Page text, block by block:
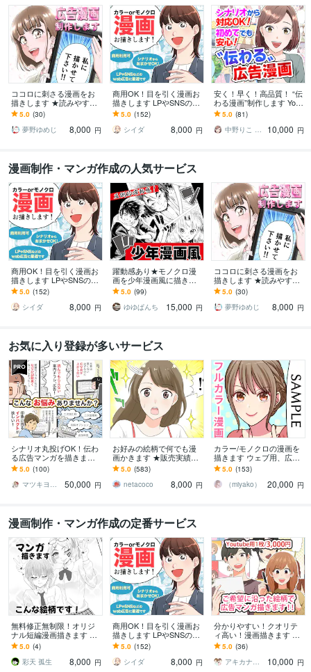
ココロに刺さる漫画をお
描きします ★読みやす
い！分かりやすい！目に
留まる漫画をお描きしま
す！★
5.0 (30)
夢野ゆめじ
8,000 円
商用OK！目を引く漫画お
描きします LPやSNSの広
告からエッセイ、youtube
など幅広く対応
5.0 (152)
シイダ
8,000 円
安く！早く！高品質！ “伝
わる漫画”制作します YouT
ube・LP・SNS漫画制作｜
シナリオ作成から対応
5.0 (81)
中野りこ LP・広告漫画クリエイター
10,000 円
漫画制作・マンガ作成の人気サービス
商用OK！目を引く漫画お
描きします LPやSNSの広
告からエッセイ、youtube
など幅広く対応
5.0 (152)
シイダ
8,000 円
躍動感あり★モノクロ漫
画を少年漫画風に描きま
す 受賞歴あり！躍動感が
得意です！オリジナル漫
画を作りませんか？
5.0 (99)
ゆゆぱんち
15,000 円
ココロに刺さる漫画をお
描きします ★読みやす
い！分かりやすい！目に
留まる漫画をお描きしま
す！★
5.0 (30)
夢野ゆめじ
8,000 円
お気に入り登録が多いサービス
シナリオ丸投げOK！伝わ
る広告マンガを描きます
特許庁広報誌・医療機関
での制作経験あり。手描
きで丁寧に
5.0 (100)
マツキヨコ＠広告マンガ家
50,000 円
お好みの絵柄で何でも漫
画かきます ★販売実績・
レビュー500件超★
5.0 (583)
netacoco
8,000 円
カラー/モノクロの漫画を
描きます ウェブ用、広告
用、記念漫画など何でも
ご相談下さい！
5.0 (153)
（miyako）
20,000 円
漫画制作・マンガ作成の定番サービス
無料修正無制限！オリジ
ナル短編漫画描きます 四
コマ漫画、ストーリー漫
画、広告漫画、何でも描
きます！！
5.0 (4)
彩天 孤生
8,000 円
商用OK！目を引く漫画お
描きします LPやSNSの広
告からエッセイ、youtube
など幅広く対応
5.0 (152)
シイダ
8,000 円
分かりやすい！クオリテ
ィ高い！漫画描きます 美
容系、ビジネス宣伝系、
商品紹介系など幅広く対
応します
5.0 (36)
アキカナ＠漫画家×デザイナー
10,000 円